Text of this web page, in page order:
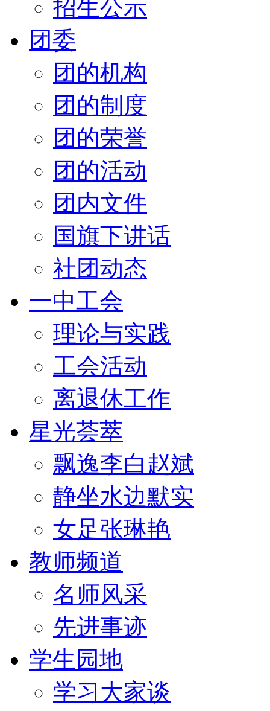
招生公示
团委
团的机构
团的制度
团的荣誉
团的活动
团内文件
国旗下讲话
社团动态
一中工会
理论与实践
工会活动
离退休工作
星光荟萃
飘逸李白赵斌
静坐水边默实
女足张琳艳
教师频道
名师风采
先进事迹
学生园地
学习大家谈